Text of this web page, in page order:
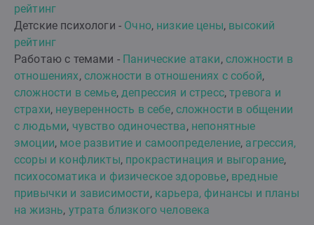
рейтинг
Детские психологи - Очно, низкие цены, высокий
рейтинг
Работаю с темами - Панические атаки, сложности в
отношениях, сложности в отношениях с собой,
сложности в семье,депрессия и стресс,тревога и
страхи, неуверенность в себе, сложности в общении
с людьми, чувство одиночества, непонятные
эмоции, мое развитие и самоопределение, агрессия,
ссоры и конфликты, прокрастинация и выгорание,
психосоматика и физическое здоровье, вредные
привычки и зависимости, карьера, финансы и планы
на жизнь, утрата близкого человека